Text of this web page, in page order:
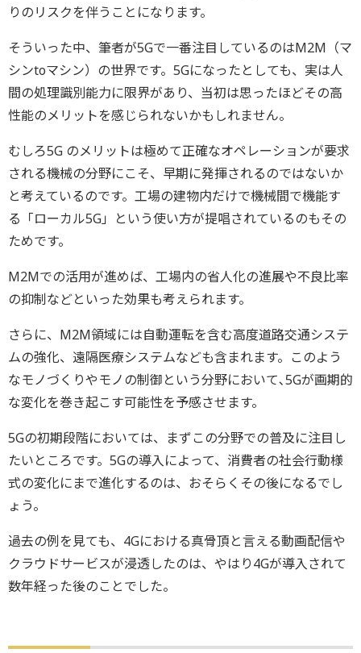
りのリスクを伴うことになります。
そういった中、筆者が5Gで一番注目しているのはM2M（マ
シンtoマシン）の世界です。5Gになったとしても、実は人
間の処理識別能力に限界があり、当初は思ったほどその高
性能のメリットを感じられないかもしれません。
むしろ5G のメリットは極めて正確なオペレーションが要求
される機械の分野にこそ、早期に発揮されるのではないか
と考えているのです。工場の建物内だけで機械間で機能す
る「ローカル5G」という使い方が提唱されているのもその
ためです。
M2Mでの活用が進めば、工場内の省人化の進展や不良比率
の抑制などといった効果も考えられます。
さらに、M2M領域には自動運転を含む高度道路交通システ
ムの強化、遠隔医療システムなども含まれます。このよう
なモノづくりやモノの制御という分野において､5Gが画期的
な変化を巻き起こす可能性を予感させます。
5Gの初期段階においては、まずこの分野での普及に注目し
たいところです。5Gの導入によって、消費者の社会行動様
式の変化にまで進化するのは、おそらくその後になるでし
ょう。
過去の例を見ても、4Gにおける真骨頂と言える動画配信や
クラウドサービスが浸透したのは、やはり4Gが導入されて
数年経った後のことでした。